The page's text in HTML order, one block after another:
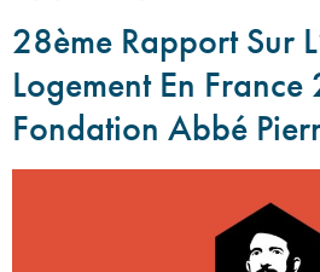
28ème Rapport Sur
Logement En
Fondation Abbé